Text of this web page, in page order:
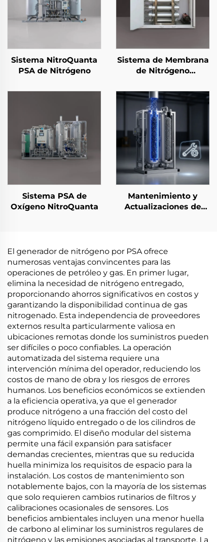
Sistema NitroQuanta
PSA de Nitrógeno
Sistema de Membrana
de Nitrógeno
Sistema PSA de
Oxígeno NitroQuanta
Mantenimiento y
Actualizaciones de
El generador de nitrógeno por PSA ofrece
numerosas ventajas convincentes para las
operaciones de petróleo y gas. En primer lugar,
elimina la necesidad de nitrógeno entregado,
proporcionando ahorros significativos en costos y
garantizando la disponibilidad continua de gas
nitrogenado. Esta independencia de proveedores
externos resulta particularmente valiosa en
ubicaciones remotas donde los suministros pueden
ser difíciles o poco confiables. La operación
automatizada del sistema requiere una
intervención mínima del operador, reduciendo los
costos de mano de obra y los riesgos de errores
humanos. Los beneficios económicos se extienden
a la eficiencia operativa, ya que el generador
produce nitrógeno a una fracción del costo del
nitrógeno líquido entregado o de los cilindros de
gas comprimido. El diseño modular del sistema
permite una fácil expansión para satisfacer
demandas crecientes, mientras que su reducida
huella minimiza los requisitos de espacio para la
instalación. Los costos de mantenimiento son
notablemente bajos, con la mayoría de los sistemas
que solo requieren cambios rutinarios de filtros y
calibraciones ocasionales de sensores. Los
beneficios ambientales incluyen una menor huella
de carbono al eliminar los suministros regulares de
nitrógeno y las emisiones asociadas al transporte. La